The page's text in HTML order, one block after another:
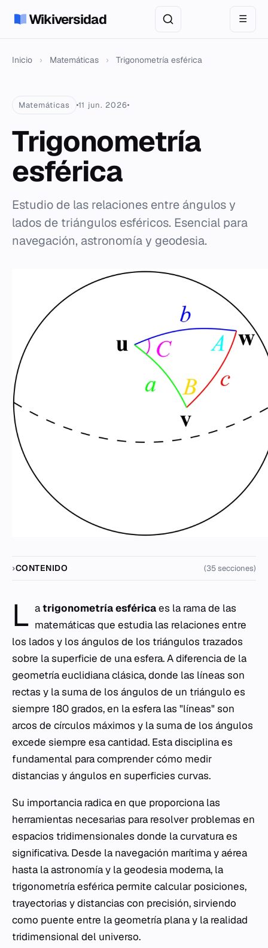
Wikiversidad ☰
Inicio › Matemáticas › Trigonometría esférica
Matemáticas 11 jun. 2026
Trigonometría
esférica
Estudio de las relaciones entre ángulos y
lados de triángulos esféricos. Esencial para
navegación, astronomía y geodesia.
CONTENIDO (35 secciones)
L atrigonometría esféricaes la rama de las
matemáticas que estudia las relaciones entre
los lados y los ángulos de los triángulos trazados
sobre la superficie de una esfera. A diferencia de la
geometría euclidiana clásica, donde las líneas son
rectas y la suma de los ángulos de un triángulo es
siempre 180 grados, en la esfera las "líneas" son
arcos de círculos máximos y la suma de los ángulos
excede siempre esa cantidad. Esta disciplina es
fundamental para comprender cómo medir
distancias y ángulos en superficies curvas.
Su importancia radica en que proporciona las
herramientas necesarias para resolver problemas en
espacios tridimensionales donde la curvatura es
significativa. Desde la navegación marítima y aérea
hasta la astronomía y la geodesia moderna, la
trigonometría esférica permite calcular posiciones,
trayectorias y distancias con precisión, sirviendo
como puente entre la geometría plana y la realidad
tridimensional del universo.